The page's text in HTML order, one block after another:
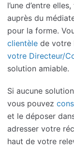
l’une d’entre
auprès du
pour la forme.
clientèle de votre
votre Directeur/
solution amiable.
Si aucune
vous pouvez
et le déposer
adresser votre
haut de votre